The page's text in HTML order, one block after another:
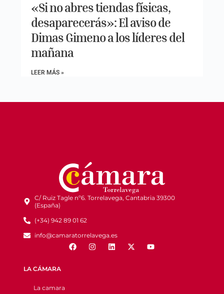
«Si no abres tiendas físicas,
desaparecerás»: El aviso de
Dimas Gimeno a los líderes del
mañana
LEER MÁS »
C/ Ruiz Tagle nº6. Torrelavega, Cantabria 39300
(España)
(+34) 942 89 01 62
info@camaratorrelavega.es
LA CÁMARA
La camara